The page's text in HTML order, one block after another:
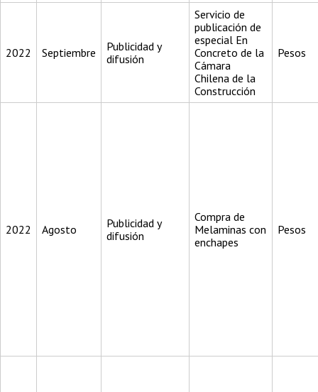
2022 Septiembre
Publicidad y
difusión
Servicio de
publicación de
especial En
Concreto de la
Cámara
Chilena de la
Construcción
Pesos
2022 Agosto
Publicidad y
difusión
Compra de
Melaminas con
enchapes
Pesos